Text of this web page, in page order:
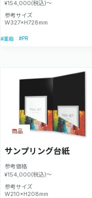
¥154,000(税込)～
参考サイズ
W327×H728mm
#薬局 #PR
サンプリング台紙
参考価格
¥154,000(税込)～
参考サイズ
W210×H208mm
商品